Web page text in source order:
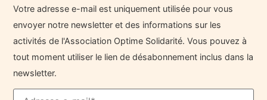
Votre adresse e-mail est uniquement utilisée pour vous
envoyer notre newsletter et des informations sur les
activités de l'Association Optime Solidarité. Vous pouvez à
tout moment utiliser le lien de désabonnement inclus dans la
newsletter.